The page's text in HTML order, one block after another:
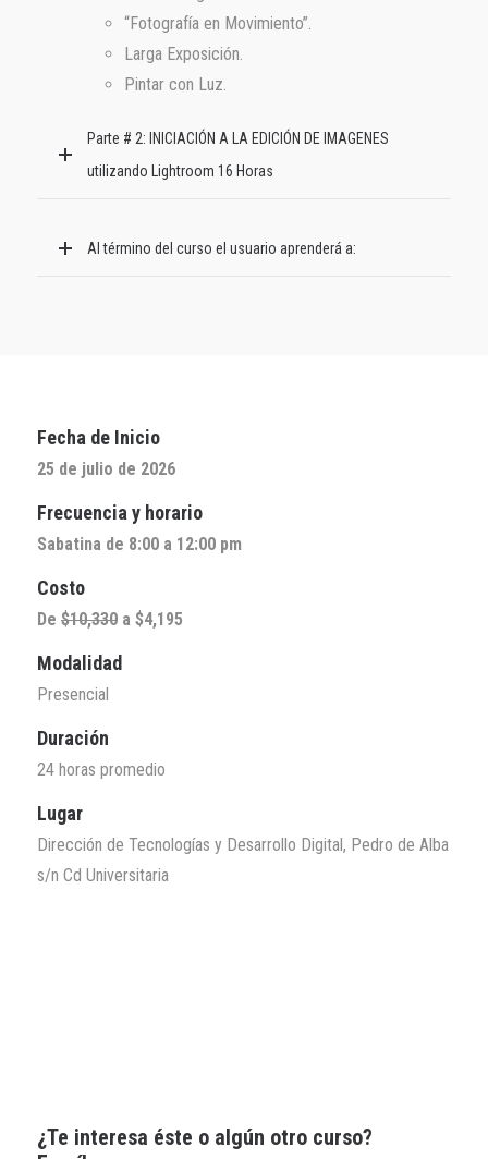
“Fotografía en Movimiento”.
Larga Exposición.
Pintar con Luz.
Parte # 2: INICIACIÓN A LA EDICIÓN DE IMAGENES
utilizando Lightroom 16 Horas
Al término del curso el usuario aprenderá a:
Fecha de Inicio
25 de julio de 2026
Frecuencia y horario
Sabatina de 8:00 a 12:00 pm
Costo
De $10,330 a $4,195
Modalidad
Presencial
Duración
24 horas promedio
Lugar
Dirección de Tecnologías y Desarrollo Digital, Pedro de Alba
s/n Cd Universitaria
¿Te interesa éste o algún otro curso?